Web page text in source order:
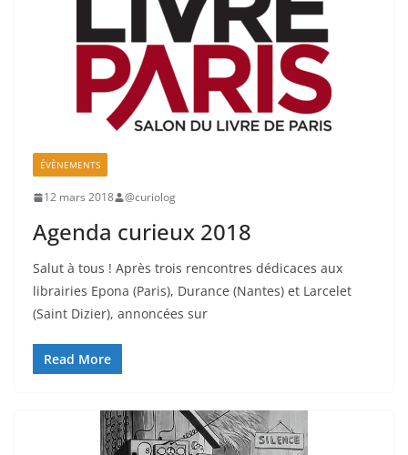
ÉVÈNEMENTS
12 mars 2018 @curiolog
Agenda curieux 2018
Salut à tous ! Après trois rencontres dédicaces aux
librairies Epona (Paris), Durance (Nantes) et Larcelet
(Saint Dizier), annoncées sur
Read More